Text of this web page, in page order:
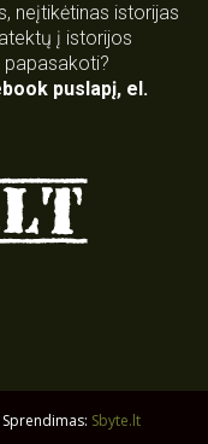
neįtikėtinas istorijas
į istorijos
papasakoti?
puslapį, el.
Sbyte.lt